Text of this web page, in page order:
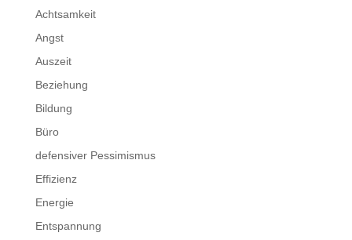
Achtsamkeit
Angst
Auszeit
Beziehung
Bildung
Büro
defensiver Pessimismus
Effizienz
Energie
Entspannung